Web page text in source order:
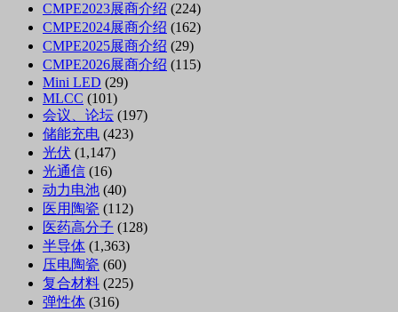
CMPE2023展商介绍 (224)
CMPE2024展商介绍 (162)
CMPE2025展商介绍 (29)
CMPE2026展商介绍 (115)
Mini LED (29)
MLCC (101)
会议、论坛 (197)
储能充电 (423)
光伏 (1,147)
光通信 (16)
动力电池 (40)
医用陶瓷 (112)
医药高分子 (128)
半导体 (1,363)
压电陶瓷 (60)
复合材料 (225)
弹性体 (316)